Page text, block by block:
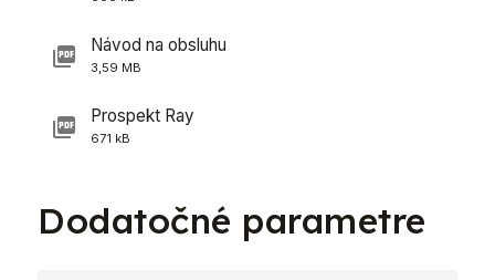
Návod na obsluhu
3,59 MB
Prospekt Ray
671 kB
Dodatočné parametre